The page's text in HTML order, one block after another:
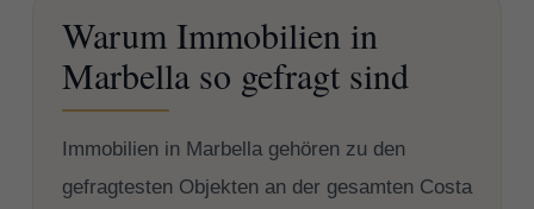
Warum Immobilien in
Marbella so gefragt sind
Immobilien in Marbella gehören zu den
gefragtesten Objekten an der gesamten Costa